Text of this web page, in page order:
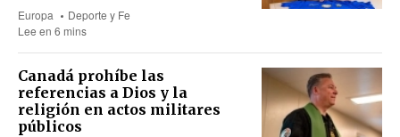
Europa
Deporte y Fe
Lee en 6 mins
Canadá prohíbe las
referencias a Dios y la
religión en actos militares
públicos